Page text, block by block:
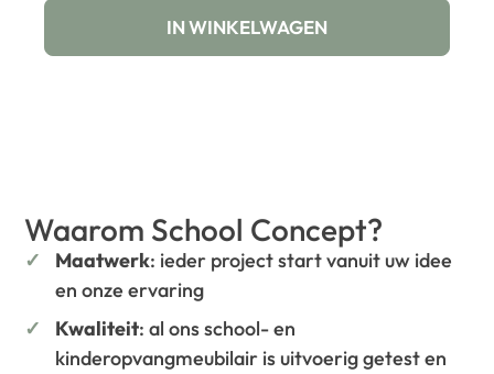
IN WINKELWAGEN
Waarom School Concept?
Maatwerk: ieder project start vanuit uw idee
en onze ervaring
Kwaliteit: al ons school- en
kinderopvangmeubilair is uitvoerig getest en